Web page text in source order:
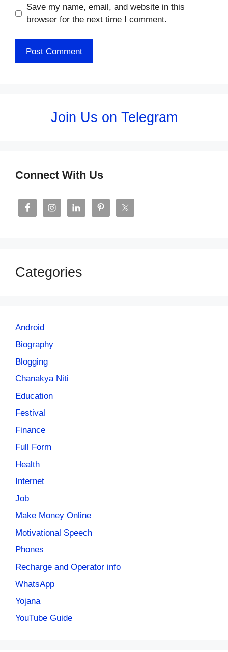
Save my name, email, and website in this
browser for the next time I comment.
Join Us on Telegram
Connect With Us
Categories
Android
Biography
Blogging
Chanakya Niti
Education
Festival
Finance
Full Form
Health
Internet
Job
Make Money Online
Motivational Speech
Phones
Recharge and Operator info
WhatsApp
Yojana
YouTube Guide